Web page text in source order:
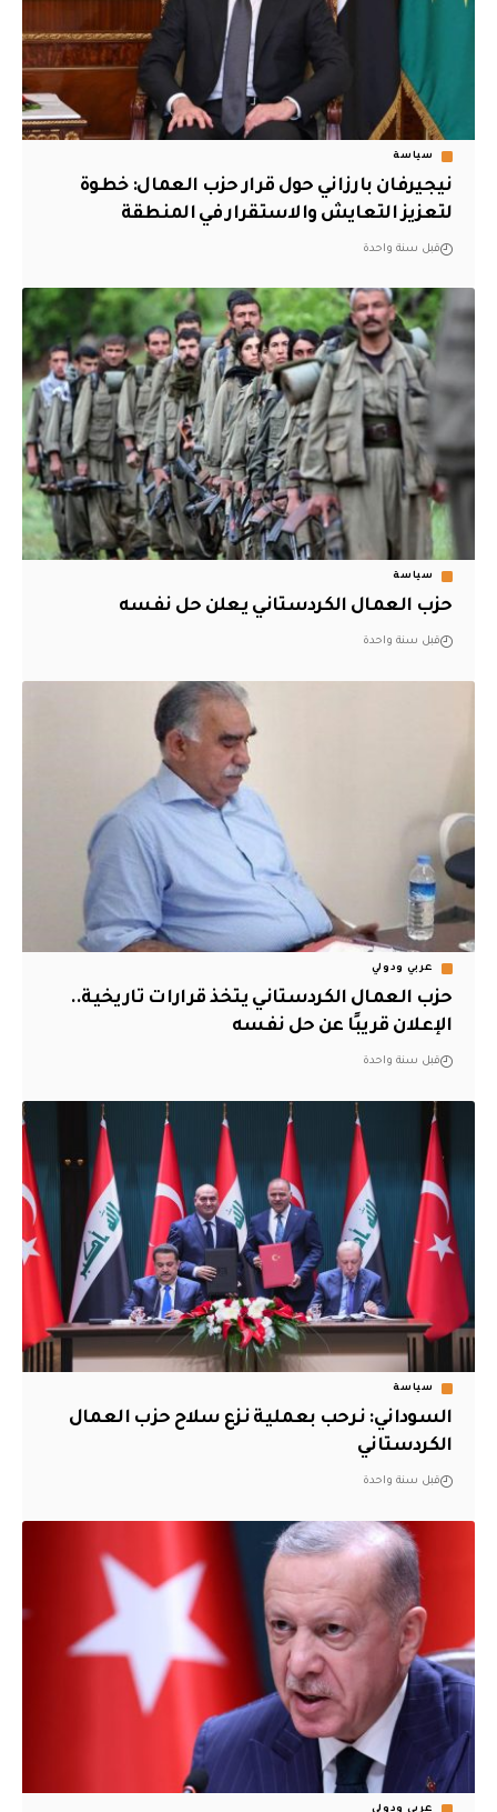
سياسة
نيجيرفان بارزاني حول قرار حزب العمال: خطوة
لتعزيز التعايش والاستقرار في المنطقة
قبل سنة واحدة
سياسة
حزب العمال الكردستاني يعلن حل نفسه
قبل سنة واحدة
عربي ودولي
حزب العمال الكردستاني يتخذ قرارات تاريخية..
الإعلان قريبًا عن حل نفسه
قبل سنة واحدة
سياسة
السوداني: نرحب بعملية نزع سلاح حزب العمال
الكردستاني
قبل سنة واحدة
عربي ودولي